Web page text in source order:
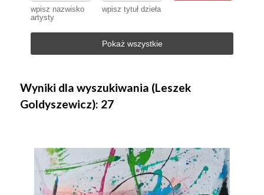
wpisz nazwisko
artysty
wpisz tytuł dzieła
Pokaż wszystkie
Wyniki dla wyszukiwania (Leszek
Goldyszewicz): 27